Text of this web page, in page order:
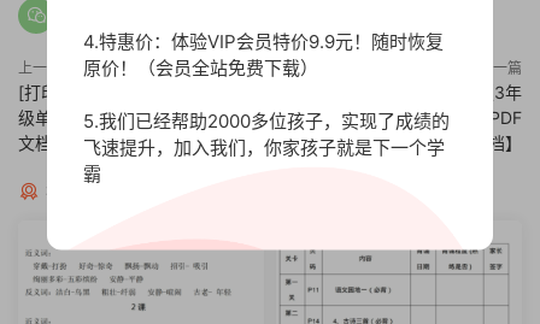
上一篇
[打印版]状元大考卷西师大版3年
级单元月考期中期末【48页PDF
文档】
下一篇
【打印版】状元大考卷人教版3年
级单元月考期中期末【54页PDF
文档】
猜你喜欢
4.特惠价：体验VIP会员特价9.9元！随时恢复
原价！（会员全站免费下载）
5.我们已经帮助2000多位孩子，实现了成绩的
飞速提升，加入我们，你家孩子就是下一个学
霸